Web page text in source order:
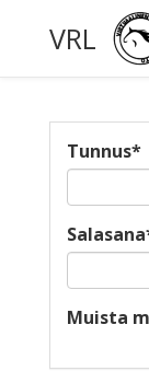
VRL
Tunnus*
Salasana
Muista